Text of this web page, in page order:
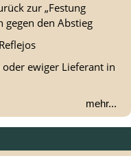
zur „Festung
gegen den Abstieg
ewiger Lieferant in
mehr...